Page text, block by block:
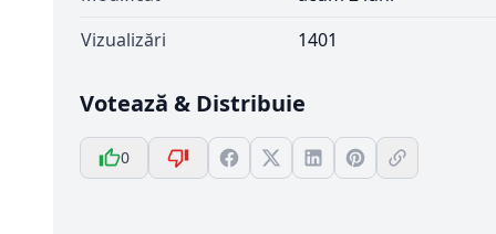
Vizualizări
1401
Votează & Distribuie
0